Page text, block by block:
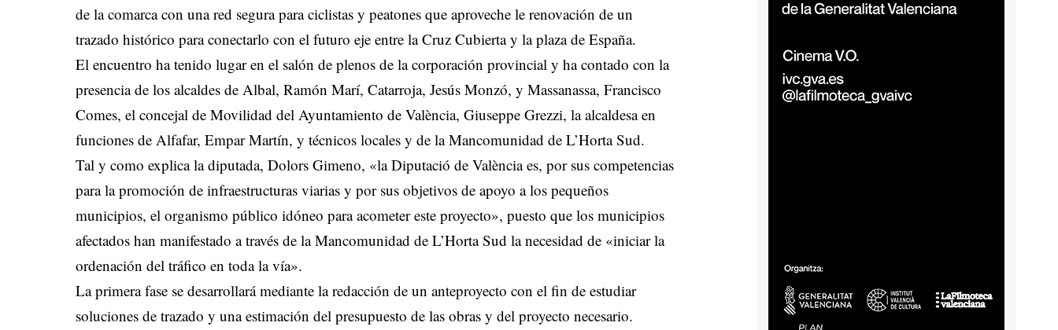
de la comarca con una red segura para ciclistas y peatones que aproveche le renovación de un
trazado histórico para conectarlo con el futuro eje entre la Cruz Cubierta y la plaza de España.
El encuentro ha tenido lugar en el salón de plenos de la corporación provincial y ha contado con la
presencia de los alcaldes de Albal, Ramón Marí, Catarroja, Jesús Monzó, y Massanassa, Francisco
Comes, el concejal de Movilidad del Ayuntamiento de València, Giuseppe Grezzi, la alcaldesa en
funciones de Alfafar, Empar Martín, y técnicos locales y de la Mancomunidad de L’Horta Sud.
Tal y como explica la diputada, Dolors Gimeno, «la Diputació de València es, por sus competencias
para la promoción de infraestructuras viarias y por sus objetivos de apoyo a los pequeños
municipios, el organismo público idóneo para acometer este proyecto», puesto que los municipios
afectados han manifestado a través de la Mancomunidad de L’Horta Sud la necesidad de «iniciar la
ordenación del tráfico en toda la vía».
La primera fase se desarrollará mediante la redacción de un anteproyecto con el fin de estudiar
soluciones de trazado y una estimación del presupuesto de las obras y del proyecto necesario.